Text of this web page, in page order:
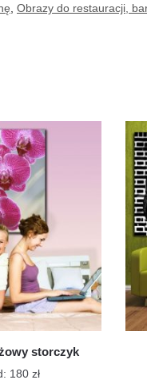
Obrazy do restauracji,
storczyk
180 złTen